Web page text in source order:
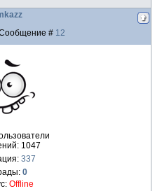
# 12
1047
337
0
Offline